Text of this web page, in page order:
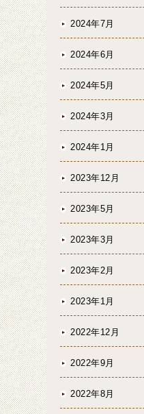
2024年7月
2024年6月
2024年5月
2024年3月
2024年1月
2023年12月
2023年5月
2023年3月
2023年2月
2023年1月
2022年12月
2022年9月
2022年8月